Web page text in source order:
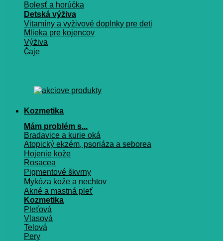
Bolesť a horúčka
Detská výživa
Vitamíny a vyživové doplnky pre deti
Mlieka pre kojencov
Výživa
Čaje
Kozmetika
Mám problém s...
Bradavice a kurie oká
Atopický ekzém, psoriáza a seborea
Hojenie kože
Rosacea
Pigmentové škvrny
Mykóza kože a nechtov
Akné a mastná pleť
Kozmetika
Pleťová
Vlasová
Telová
Pery